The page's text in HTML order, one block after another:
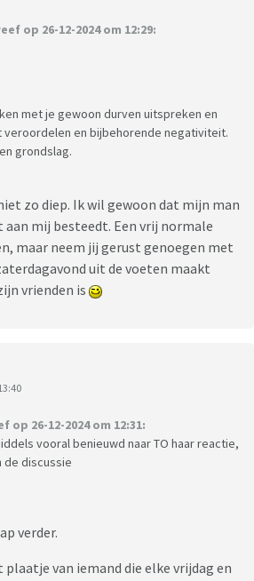
op 26-12-2024 om 12:29:
met je gewoon durven uitspreken en
veroordelen en bijbehorende negativiteit.
grondslag.
zo diep. Ik wil gewoon dat mijn man
mij besteedt. Een vrij normale
maar neem jij gerust genoegen met
uit de voeten maakt
vrienden is
op 26-12-2024 om 12:31:
vooral benieuwd naar TO haar reactie,
de discussie
verder.
van iemand die elke vrijdag en